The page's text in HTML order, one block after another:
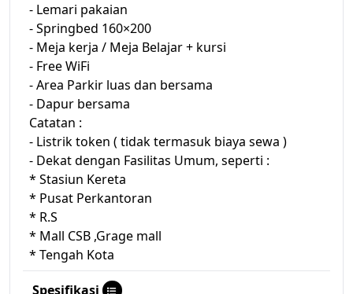
- Lemari pakaian
- Springbed 160×200
- Meja kerja / Meja Belajar + kursi
- Free WiFi
- Area Parkir luas dan bersama
- Dapur bersama
Catatan :
- Listrik token ( tidak termasuk biaya sewa )
- Dekat dengan Fasilitas Umum, seperti :
* Stasiun Kereta
* Pusat Perkantoran
* R.S
* Mall CSB ,Grage mall
* Tengah Kota
Spesifikasi